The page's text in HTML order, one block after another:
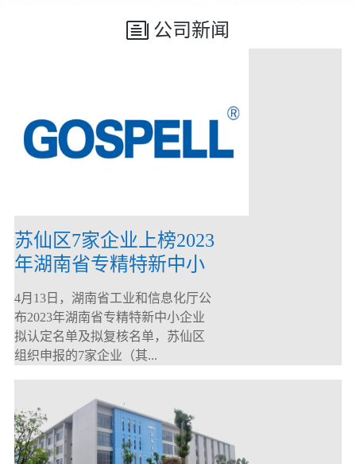
公司新闻
苏仙区7家企业上榜2023
年湖南省专精特新中小
企业
4月13日，湖南省工业和信息化厅公
布2023年湖南省专精特新中小企业
拟认定名单及拟复核名单，苏仙区
组织申报的7家企业（其...